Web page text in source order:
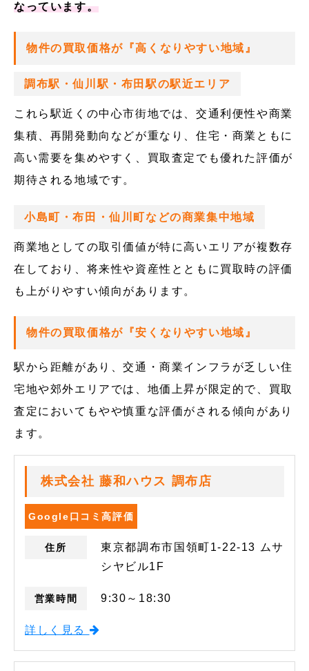
なっています。
物件の買取価格が『高くなりやすい地域』
調布駅・仙川駅・布田駅の駅近エリア
これら駅近くの中心市街地では、交通利便性や商業
集積、再開発動向などが重なり、住宅・商業ともに
高い需要を集めやすく、買取査定でも優れた評価が
期待される地域です。
小島町・布田・仙川町などの商業集中地域
商業地としての取引価値が特に高いエリアが複数存
在しており、将来性や資産性とともに買取時の評価
も上がりやすい傾向があります。
物件の買取価格が『安くなりやすい地域』
駅から距離があり、交通・商業インフラが乏しい住
宅地や郊外エリアでは、地価上昇が限定的で、買取
査定においてもやや慎重な評価がされる傾向があり
ます。
株式会社 藤和ハウス 調布店
Google口コミ高評価
住所
東京都調布市国領町1-22-13 ムサ
シヤビル1F
営業時間 9:30～18:30
詳しく見る